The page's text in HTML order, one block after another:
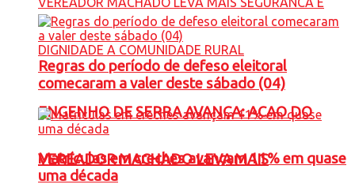
ENGENHO DE SERRA AVANÇA: ACAO DO
VEREADOR MACHADO LEVA MAIS
Regras do período de defeso eleitoral
comecaram a valer deste sábado (04)
Matrículas em creches avançam 11% em quase
uma década